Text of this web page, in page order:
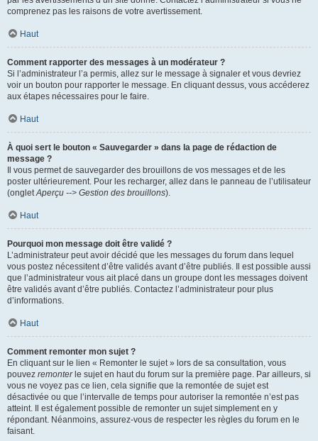
comprenez pas les raisons de votre avertissement.
Haut
Comment rapporter des messages à un modérateur ?
Si l’administrateur l’a permis, allez sur le message à signaler et vous devriez
voir un bouton pour rapporter le message. En cliquant dessus, vous accéderez
aux étapes nécessaires pour le faire.
Haut
À quoi sert le bouton « Sauvegarder » dans la page de rédaction de
message ?
Il vous permet de sauvegarder des brouillons de vos messages et de les
poster ultérieurement. Pour les recharger, allez dans le panneau de l’utilisateur
(ongletAperçu --> Gestion des brouillons).
Haut
Pourquoi mon message doit être validé ?
L’administrateur peut avoir décidé que les messages du forum dans lequel
vous postez nécessitent d’être validés avant d’être publiés. Il est possible aussi
que l’administrateur vous ait placé dans un groupe dont les messages doivent
être validés avant d’être publiés. Contactez l’administrateur pour plus
d’informations.
Haut
Comment remonter mon sujet ?
En cliquant sur le lien « Remonter le sujet » lors de sa consultation, vous
pouvez remonterle sujet en haut du forum sur la première page. Par ailleurs, si
vous ne voyez pas ce lien, cela signifie que la remontée de sujet est
désactivée ou que l’intervalle de temps pour autoriser la remontée n’est pas
atteint. Il est également possible de remonter un sujet simplement en y
répondant. Néanmoins, assurez-vous de respecter les règles du forum en le
faisant.